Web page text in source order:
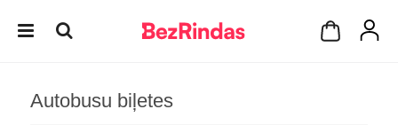
Autobusu biļetes